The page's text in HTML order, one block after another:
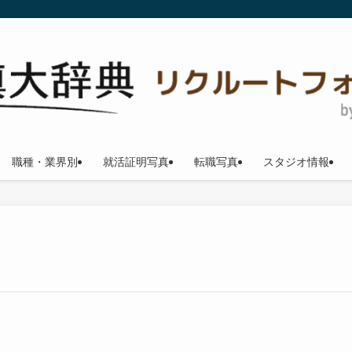
職種・業界別 就活証明写真 転職写真 スタジオ情報